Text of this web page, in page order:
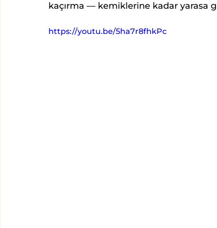
kaçırma — kemiklerine kadar yarasa
https://youtu.be/5ha7r8fhkPc